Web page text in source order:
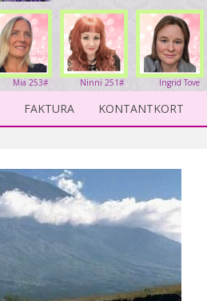
Ingrid Tove
234#
Ninni 251#
Mia 253#
FAKTURA KONTANTKORT